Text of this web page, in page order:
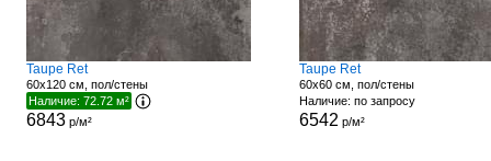
Taupe Ret
60x120 см, пол/стены
Наличие: 72.72 м²
6843р/м²
Taupe Ret
60x60 см, пол/стены
Наличие: по запросу
6542 р/м²